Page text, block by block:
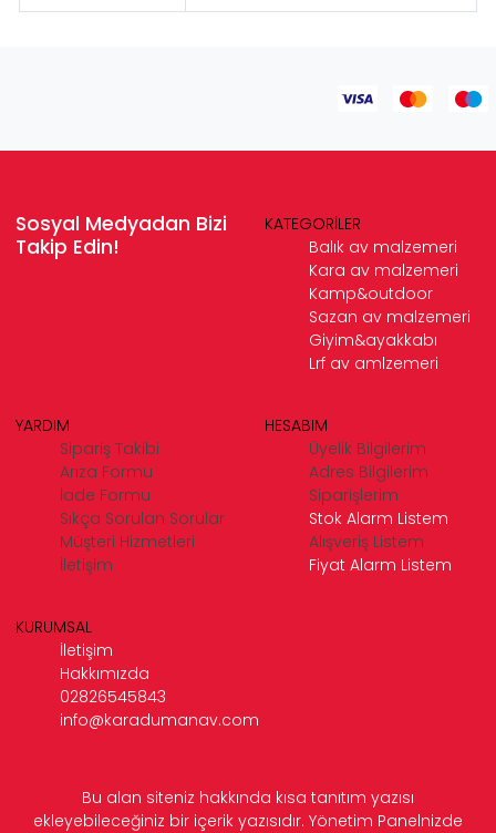
Sosyal Medyadan Bizi
Takip Edin!
KATEGORİLER
Balık av malzemeri
Kara av malzemeri
Kamp&outdoor
Sazan av malzemeri
Giyim&ayakkabı
Lrf av amlzemeri
YARDIM
Sipariş Takibi
Arıza Formu
İade Formu
Sıkça Sorulan Sorular
Müşteri Hizmetleri
İletişim
HESABIM
Üyelik Bilgilerim
Adres Bilgilerim
Siparişlerim
Stok Alarm Listem
Alışveriş Listem
Fiyat Alarm Listem
KURUMSAL
İletişim
Hakkımızda
02826545843
info@karadumanav.com
Bu alan siteniz hakkında kısa tanıtım yazısı
ekleyebileceğiniz bir içerik yazısıdır. Yönetim Panelnizde